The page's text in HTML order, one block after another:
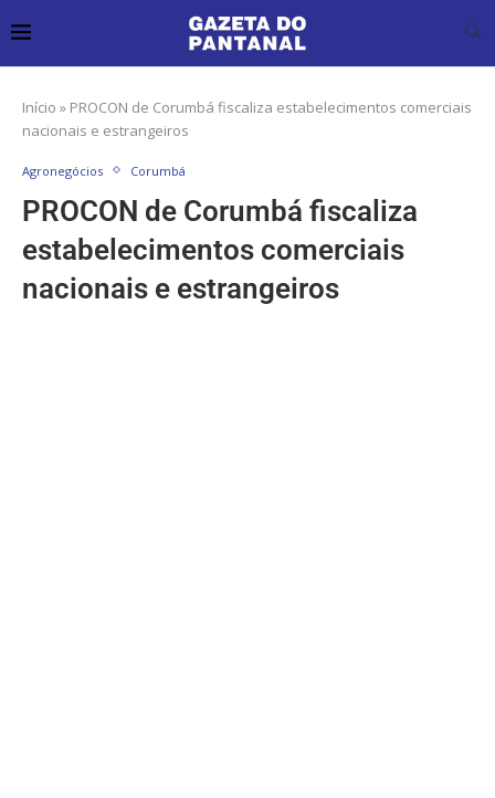
Início » PROCON de Corumbá fiscaliza estabelecimentos comerciais
nacionais e estrangeiros
Agronegócios Corumbá
PROCON de Corumbá fiscaliza
estabelecimentos comerciais
nacionais e estrangeiros